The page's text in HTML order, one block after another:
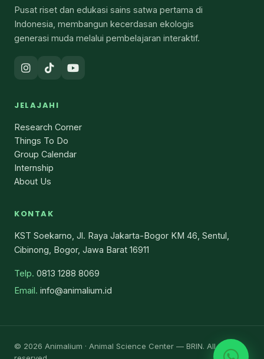
Pusat riset dan edukasi sains satwa pertama di
Indonesia, membangun kecerdasan ekologis
generasi muda melalui pembelajaran interaktif.
JELAJAHI
Research Corner
Things To Do
Group Calendar
Internship
About Us
KONTAK
KST Soekarno, Jl. Raya Jakarta-Bogor KM 46, Sentul,
Cibinong, Bogor, Jawa Barat 16911
Telp. 0813 1288 8069
Email. info@animalium.id
© 2026 Animalium · Animal Science Center — BRIN. All rights